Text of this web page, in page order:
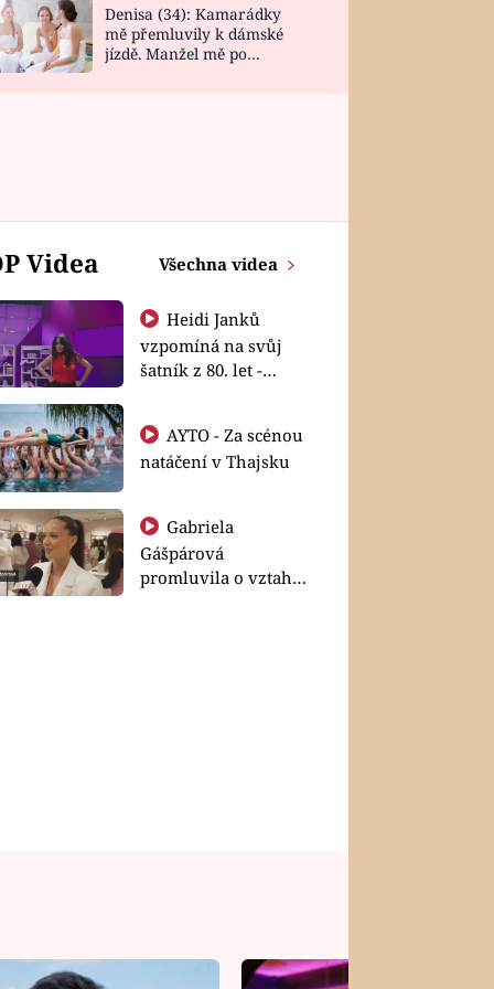
Denisa (34): Kamarádky
mě přemluvily k dámské
jízdě. Manžel mě po
Videa Všechna videa
Heidi Janků
vzpomíná na svůj
šatník z 80. let -
natáčení v Thajsku
Gabriela
Gášpárová
promluvila o vztahu